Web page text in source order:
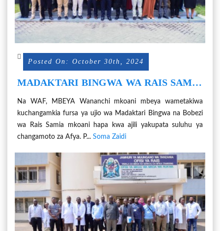
Posted On: October 30th, 2024
MADAKTARI BINGWA WA RAIS SAMIA
MBEYA
Na WAF, MBEYA Wananchi mkoani mbeya wametakiwa
kuchangamkia fursa ya ujio wa Madaktari Bingwa na Bobezi
wa Rais Samia mkoani hapa kwa ajili yakupata suluhu ya
changamoto za Afya. P... Soma Zaidi